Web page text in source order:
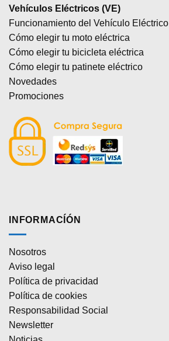
Vehículos Eléctricos (VE)
Funcionamiento del Vehículo Eléctrico
Cómo elegir tu moto eléctrica
Cómo elegir tu bicicleta eléctrica
Cómo elegir tu patinete eléctrico
Novedades
Promociones
INFORMACÍÓN
Nosotros
Aviso legal
Política de privacidad
Política de cookies
Responsabilidad Social
Newsletter